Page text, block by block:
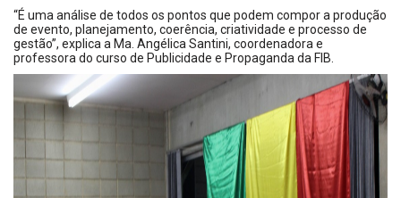
“É uma análise de todos os pontos que podem compor a produção
de evento, planejamento, coerência, criatividade e processo de
gestão”, explica a Ma. Angélica Santini, coordenadora e
professora do curso de Publicidade e Propaganda da FIB.